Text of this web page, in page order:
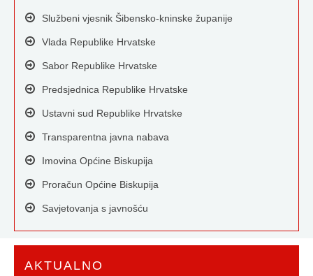
Službeni vjesnik Šibensko-kninske županije
Vlada Republike Hrvatske
Sabor Republike Hrvatske
Predsjednica Republike Hrvatske
Ustavni sud Republike Hrvatske
Transparentna javna nabava
Imovina Općine Biskupija
Proračun Općine Biskupija
Savjetovanja s javnošću
AKTUALNO